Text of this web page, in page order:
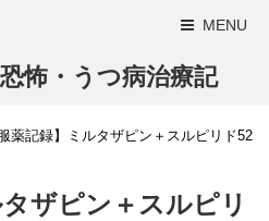
MENU
怖・うつ病治療記
服薬記録】ミルタザピン＋スルピリド52
タザピン＋スルピリ